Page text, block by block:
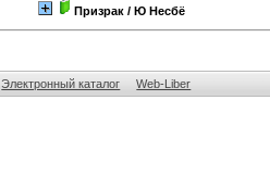
Призрак / Ю Несбё
Электронный каталог Web-Liber